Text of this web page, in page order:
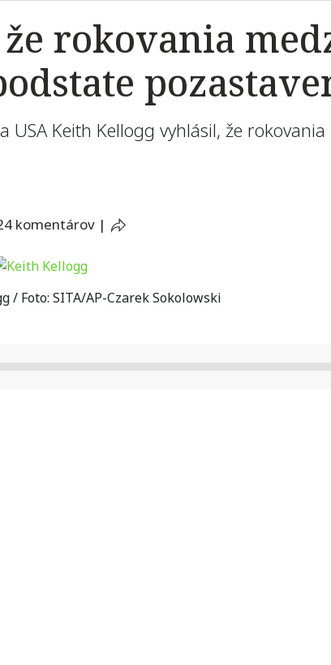
rokovania
Keith Kellogg vyhlásil, že
komentárov |
/ Foto: SITA/AP-Czarek Sokolowski